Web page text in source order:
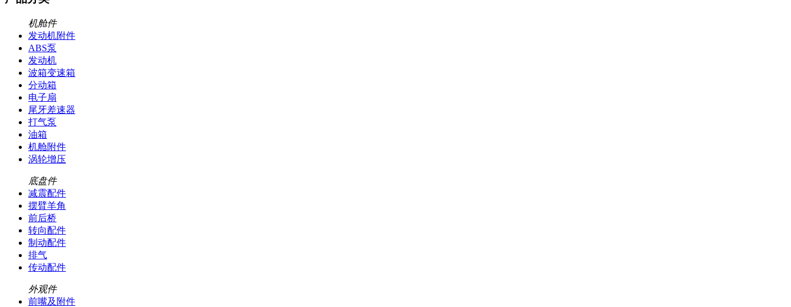
机舱件
发动机附件
ABS泵
发动机
波箱变速箱
分动箱
电子扇
尾牙差速器
打气泵
油箱
机舱附件
涡轮增压
底盘件
减震配件
摆臂羊角
前后桥
转向配件
制动配件
排气
传动配件
外观件
前嘴及附件